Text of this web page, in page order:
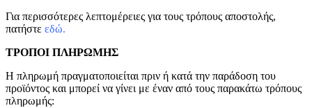
Για περισσότερες λεπτομέρειες για τους τρόπους αποστολής,
πατήστε εδώ.
ΤΡΟΠΟΙ ΠΛΗΡΩΜΗΣ
Η πληρωμή πραγματοποιείται πριν ή κατά την παράδοση του
προϊόντος και μπορεί να γίνει με έναν από τους παρακάτω τρόπους
πληρωμής: